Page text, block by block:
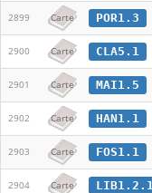
2899 Carte POR1.3
2900 Carte CLA5.1
2901 Carte MAI1.5
2902 Carte HAN1.1
2903 Carte FOS1.1
2904 Carte LIB1.2.1